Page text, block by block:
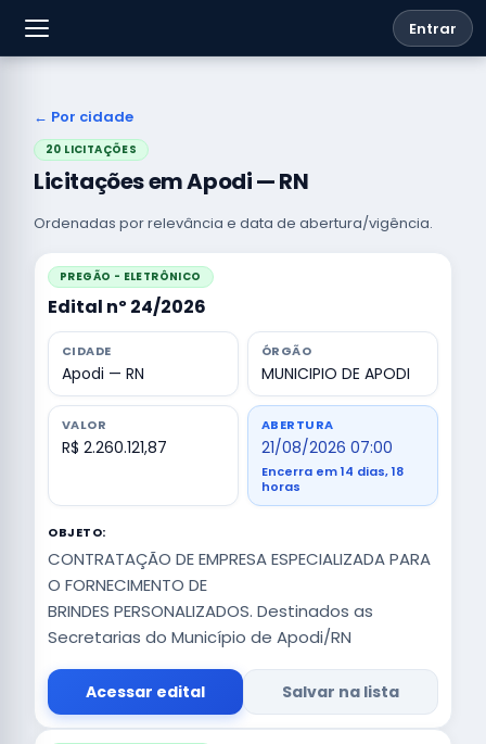
Entrar
← Por cidade
20 LICITAÇÕES
Licitações em Apodi — RN
Ordenadas por relevância e data de abertura/vigência.
PREGÃO - ELETRÔNICO
Edital nº 24/2026
CIDADE
Apodi — RN
ÓRGÃO
MUNICIPIO DE APODI
VALOR
R$ 2.260.121,87
ABERTURA
21/08/2026 07:00
Encerra em 14 dias, 18
horas
OBJETO:
CONTRATAÇÃO DE EMPRESA ESPECIALIZADA PARA
O FORNECIMENTO DE
BRINDES PERSONALIZADOS. Destinados as
Secretarias do Município de Apodi/RN
Acessar edital Salvar na lista